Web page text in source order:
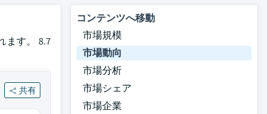
ます。 8.7
共有
コンテンツへ移動
市場規模
市場動向
市場分析
市場シェア
市場企業